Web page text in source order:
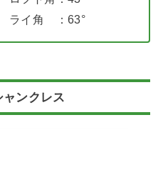
ライ角 ：63°
ャンクレス